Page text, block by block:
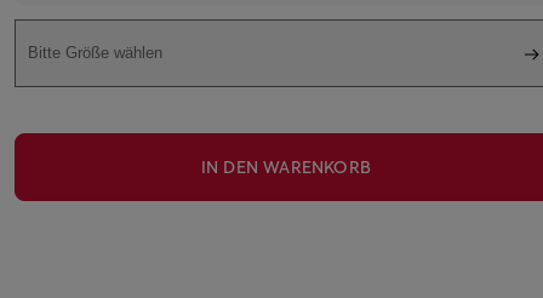
Bitte Größe wählen
IN DEN WARENKORB